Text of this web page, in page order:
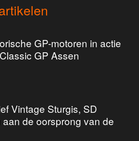
GP-motoren in actie
GP Assen
Vintage Sturgis, SD
de oorsprong van de